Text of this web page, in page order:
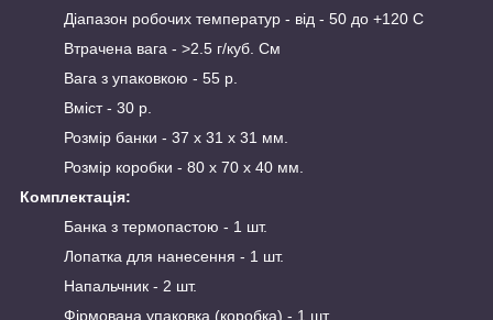
Діапазон робочих температур - від - 50 до +120 C
Втрачена вага - >2.5 г/куб. См
Вага з упаковкою - 55 р.
Вміст - 30 р.
Розмір банки - 37 х 31 х 31 мм.
Розмір коробки - 80 х 70 х 40 мм.
Комплектація:
Банка з термопастою - 1 шт.
Лопатка для нанесення - 1 шт.
Напальчник - 2 шт.
Фірмована упаковка (коробка) - 1 шт.